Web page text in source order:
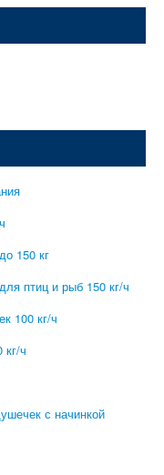
150 кг
птиц и рыб 150 кг/ч
100 кг/ч
кг/ч
с начинкой